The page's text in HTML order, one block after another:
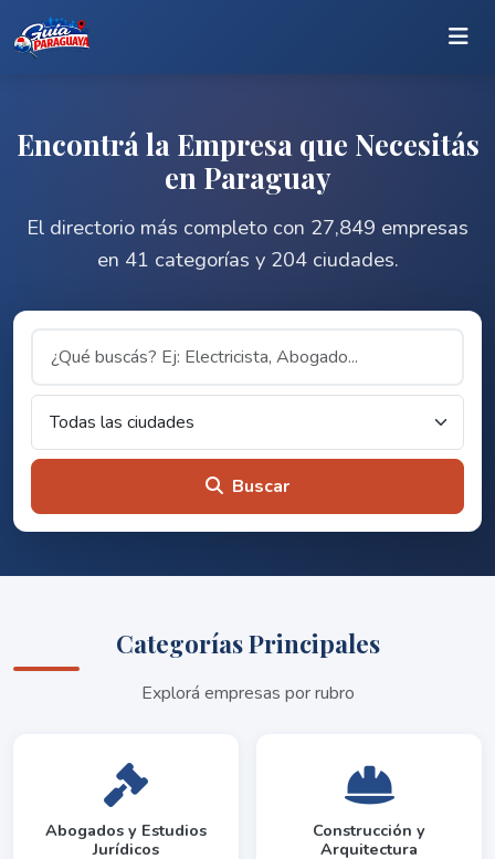
Encontrá la Empresa que Necesitás
en Paraguay
El directorio más completo con 27,849 empresas
en 41 categorías y 204 ciudades.
Buscar
Categorías Principales
Explorá empresas por rubro
Abogados y Estudios
Jurídicos
Construcción y
Arquitectura